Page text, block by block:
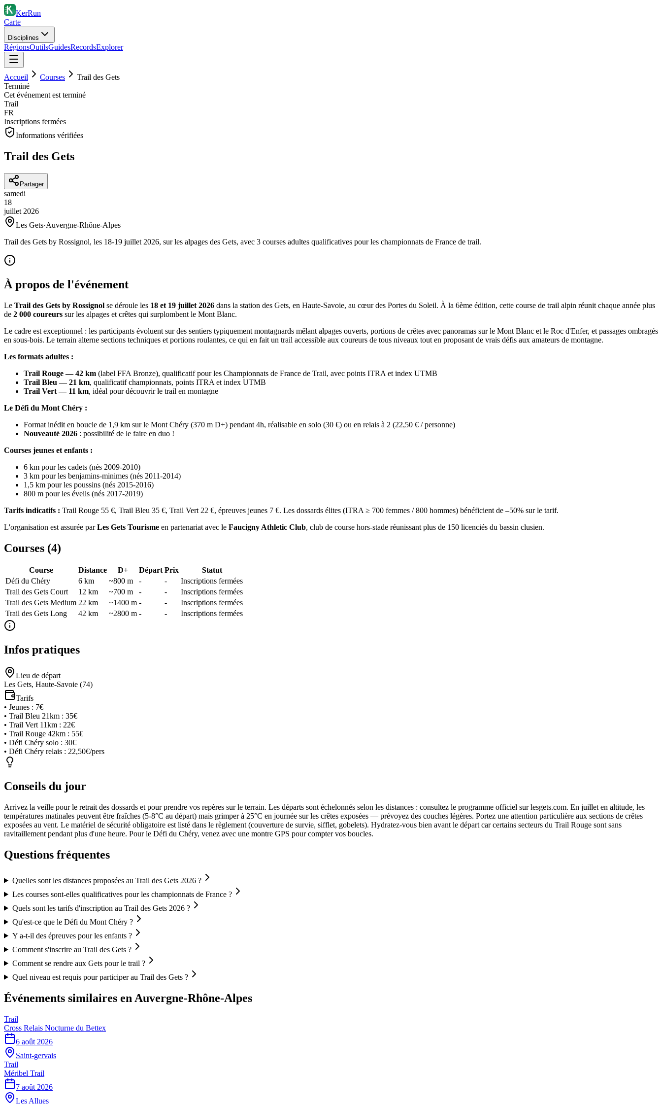
KerRun
Carte
Disciplines
RégionsOutilsGuidesRecordsExplorer
Accueil Courses
Trail des Gets
Terminé
Cet événement est terminé
Trail
FR
Inscriptions fermées
Informations vérifiées
Trail des Gets
Partager
samedi
18
juillet 2026
Les Gets·Auvergne-Rhône-Alpes
Trail des Gets by Rossignol, les 18-19 juillet 2026, sur les alpages des Gets, avec 3 courses adultes qualificatives pour les championnats de France de trail.
À propos de l'événement
Le Trail des Gets by Rossignol se déroule les 18 et 19 juillet 2026 dans la station des Gets, en Haute-Savoie, au cœur des Portes du Soleil. À la 6ème édition, cette course de trail alpin réunit chaque année plus
de 2 000 coureurs sur les alpages et crêtes qui surplombent le Mont Blanc.
Le cadre est exceptionnel : les participants évoluent sur des sentiers typiquement montagnards mêlant alpages ouverts, portions de crêtes avec panoramas sur le Mont Blanc et le Roc d'Enfer, et passages ombragés
en sous-bois. Le terrain alterne sections techniques et portions roulantes, ce qui en fait un trail accessible aux coureurs de tous niveaux tout en proposant de vrais défis aux amateurs de montagne.
Les formats adultes :
Trail Rouge — 42 km (label FFA Bronze), qualificatif pour les Championnats de France de Trail, avec points ITRA et index UTMB
Trail Bleu — 21 km, qualificatif championnats, points ITRA et index UTMB
Trail Vert — 11 km, idéal pour découvrir le trail en montagne
Le Défi du Mont Chéry :
Format inédit en boucle de 1,9 km sur le Mont Chéry (370 m D+) pendant 4h, réalisable en solo (30 €) ou en relais à 2 (22,50 € / personne)
Nouveauté 2026 : possibilité de le faire en duo !
Courses jeunes et enfants :
6 km pour les cadets (nés 2009-2010)
3 km pour les benjamins-minimes (nés 2011-2014)
1,5 km pour les poussins (nés 2015-2016)
800 m pour les éveils (nés 2017-2019)
Tarifs indicatifs : Trail Rouge 55 €, Trail Bleu 35 €, Trail Vert 22 €, épreuves jeunes 7 €. Les dossards élites (ITRA ≥ 700 femmes / 800 hommes) bénéficient de –50% sur le tarif.
L'organisation est assurée parLes Gets Tourisme en partenariat avec le Faucigny Athletic Club, club de course hors-stade réunissant plus de 150 licenciés du bassin clusien.
Courses (4)
Course Distance D+ Départ Prix
Statut
Défi du Chéry
6 km ~800 m - -
Inscriptions fermées
Trail des Gets Court
12 km ~700 m - -
Inscriptions fermées
Trail des Gets Medium 22 km ~1400 m - -
Inscriptions fermées
Trail des Gets Long
42 km ~2800 m - - Inscriptions fermées
Infos pratiques
Lieu de départ
Les Gets, Haute-Savoie (74)
Tarifs
• Jeunes : 7€
• Trail Bleu 21km : 35€
• Trail Vert 11km : 22€
• Trail Rouge 42km : 55€
• Défi Chéry solo : 30€
• Défi Chéry relais : 22,50€/pers
Conseils du jour
Arrivez la veille pour le retrait des dossards et pour prendre vos repères sur le terrain. Les départs sont échelonnés selon les distances : consultez le programme officiel sur lesgets.com. En juillet en altitude, les
températures matinales peuvent être fraîches (5-8°C au départ) mais grimper à 25°C en journée sur les crêtes exposées — prévoyez des couches légères. Portez une attention particulière aux sections de crêtes
exposées au vent. Le matériel de sécurité obligatoire est listé dans le règlement (couverture de survie, sifflet, gobelets). Hydratez-vous bien avant le départ car certains secteurs du Trail Rouge sont sans
ravitaillement pendant plus d'une heure. Pour le Défi du Chéry, venez avec une montre GPS pour compter vos boucles.
Questions fréquentes
Quelles sont les distances proposées au Trail des Gets 2026 ?
Les courses sont-elles qualificatives pour les championnats de France ?
Quels sont les tarifs d'inscription au Trail des Gets 2026 ?
Qu'est-ce que le Défi du Mont Chéry ?
Y a-t-il des épreuves pour les enfants ?
Comment s'inscrire au Trail des Gets ?
Comment se rendre aux Gets pour le trail ?
Quel niveau est requis pour participer au Trail des Gets ?
Événements similaires en Auvergne-Rhône-Alpes
Trail
Cross Relais Nocturne du Bettex
6 août 2026
Saint-gervais
Trail
Méribel Trail
7 août 2026
Les Allues